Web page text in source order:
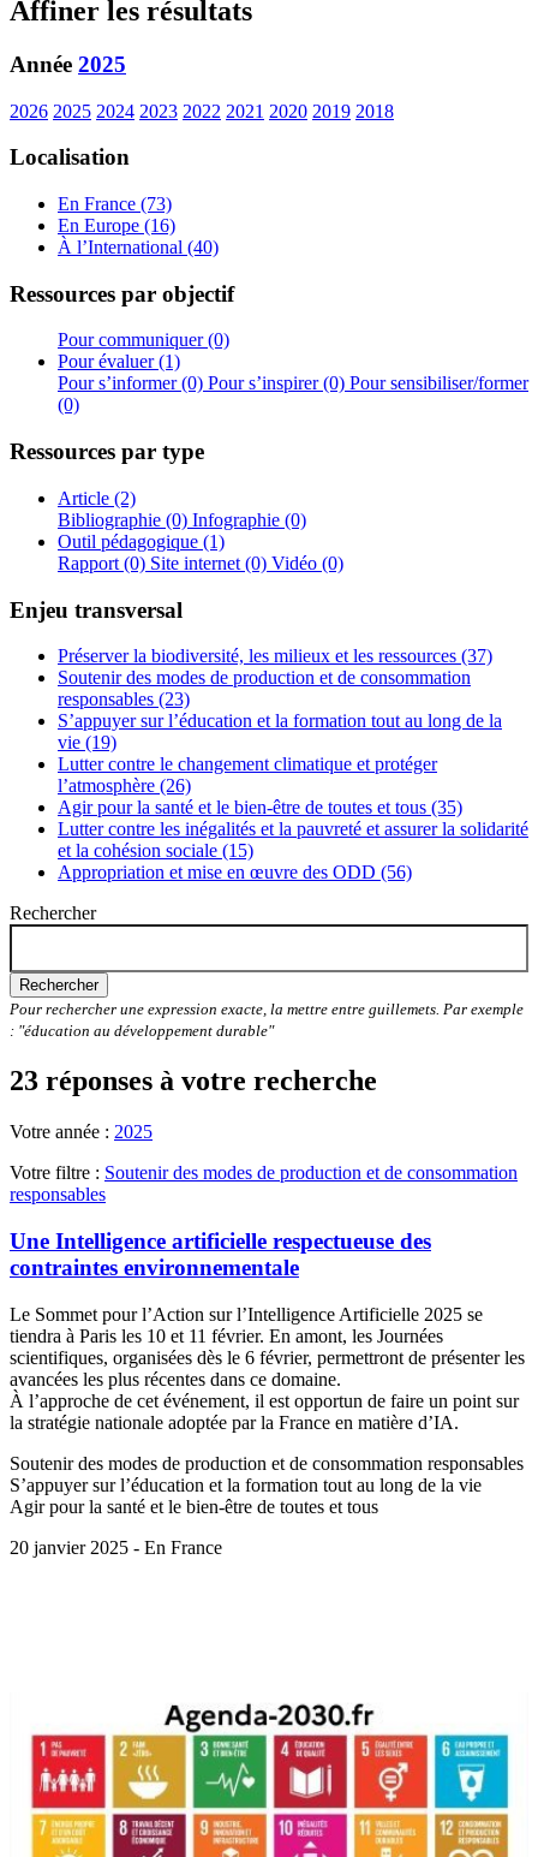
Affiner les résultats
Année 2025
2026 2025 2024 2023 2022 2021 2020 2019 2018
Localisation
En France (73)
En Europe (16)
À l’International (40)
Ressources par objectif
Pour communiquer (0)
Pour évaluer (1)
Pour s’informer (0) Pour s’inspirer (0) Pour sensibiliser/former
(0)
Ressources par type
Article (2)
Bibliographie (0) Infographie (0)
Outil pédagogique (1)
Rapport (0) Site internet (0) Vidéo (0)
Enjeu transversal
Préserver la biodiversité, les milieux et les ressources (37)
Soutenir des modes de production et de consommation
responsables (23)
S’appuyer sur l’éducation et la formation tout au long de la
vie (19)
Lutter contre le changement climatique et protéger
l’atmosphère (26)
Agir pour la santé et le bien-être de toutes et tous (35)
Lutter contre les inégalités et la pauvreté et assurer la solidarité
et la cohésion sociale (15)
Appropriation et mise en œuvre des ODD (56)
Rechercher
Rechercher
Pour rechercher une expression exacte, la mettre entre guillemets. Par exemple
: "éducation au développement durable"
23 réponses à votre recherche
Votre année : 2025
Votre filtre : Soutenir des modes de production et de consommation
responsables
Une Intelligence artificielle respectueuse des
contraintes environnementale
Le Sommet pour l’Action sur l’Intelligence Artificielle 2025 se
tiendra à Paris les 10 et 11 février. En amont, les Journées
scientifiques, organisées dès le 6 février, permettront de présenter les
avancées les plus récentes dans ce domaine.
À l’approche de cet événement, il est opportun de faire un point sur
la stratégie nationale adoptée par la France en matière d’IA.
Soutenir des modes de production et de consommation responsables
S’appuyer sur l’éducation et la formation tout au long de la vie
Agir pour la santé et le bien-être de toutes et tous
20 janvier 2025 - En France